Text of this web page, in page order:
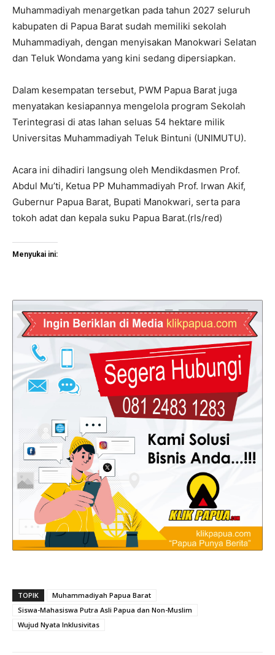
​Muhammadiyah menargetkan pada tahun 2027 seluruh
kabupaten di Papua Barat sudah memiliki sekolah
Muhammadiyah, dengan menyisakan Manokwari Selatan
dan Teluk Wondama yang kini sedang dipersiapkan.
Dalam kesempatan tersebut, PWM Papua Barat juga
menyatakan kesiapannya mengelola program Sekolah
Terintegrasi di atas lahan seluas 54 hektare milik
Universitas Muhammadiyah Teluk Bintuni (UNIMUTU).
​Acara ini dihadiri langsung oleh Mendikdasmen Prof.
Abdul Mu’ti, Ketua PP Muhammadiyah Prof. Irwan Akif,
Gubernur Papua Barat, Bupati Manokwari, serta para
tokoh adat dan kepala suku Papua Barat.(rls/red)
Menyukai ini:
TOPIK
Muhammadiyah Papua Barat
Siswa-Mahasiswa Putra Asli Papua dan Non-Muslim
Wujud Nyata Inklusivitas